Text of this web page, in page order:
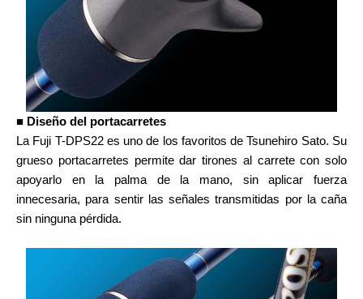
■ Diseño del portacarretes
La Fuji T-DPS22 es uno de los favoritos de Tsunehiro Sato. Su
grueso portacarretes permite dar tirones al carrete con solo
apoyarlo en la palma de la mano, sin aplicar fuerza
innecesaria, para sentir las señales transmitidas por la caña
sin ninguna pérdida.